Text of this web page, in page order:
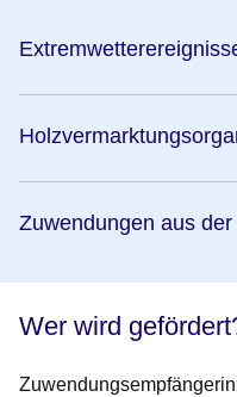
Zuwendungen aus
Wer wird